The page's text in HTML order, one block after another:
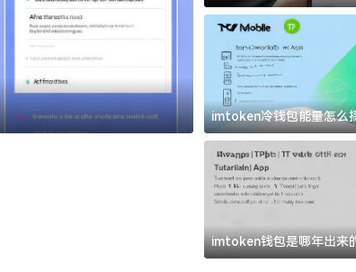
imtoken官方下载
坑
imtoken冷钱包能量怎么
道
imtoken钱包是哪年出来